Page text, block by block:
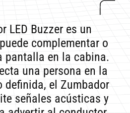
LED Buzzer es un
complementar o
pantalla en la cabina.
una persona en la
definida, el Zumbador
señales acústicas y